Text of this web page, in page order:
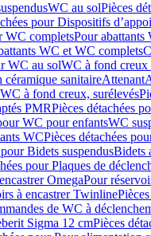
WC au solPièces
pour Dispositifs
WC completsPour abattants
WC et WC complets
WC au solWC à fond creux
céramique sanitaireAttenant
à fond creux, surélevés
PMRPièces détachées
WC pour enfantsWC
WCPièces détachées
Bidets suspendusBidets
pour Plaques de
OmegaPour
à encastrer Twinline
de WC à
Sigma 12 cmPièces